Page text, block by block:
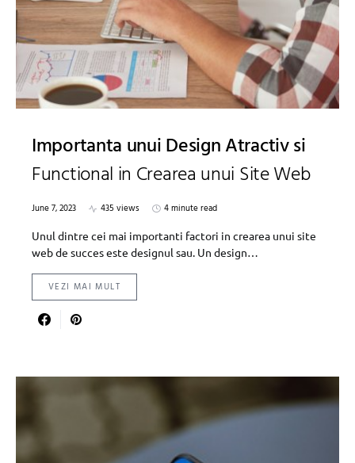
Importanta unui Design Atractiv si
Functional in Crearea unui Site Web
June 7, 2023 435 views
4 minute read
Unul dintre cei mai importanti factori in crearea unui site
web de succes este designul sau. Un design…
VEZI MAI MULT